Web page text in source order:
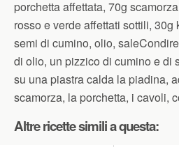
porchetta affettata, 70g
rosso e verde affettati sottili,
semi di cumino, olio,
di olio, un pizzico di cumino e di
su una piastra calda la piadina,
scamorza, la porchetta, i cavoli,
Altre ricette simili a questa: